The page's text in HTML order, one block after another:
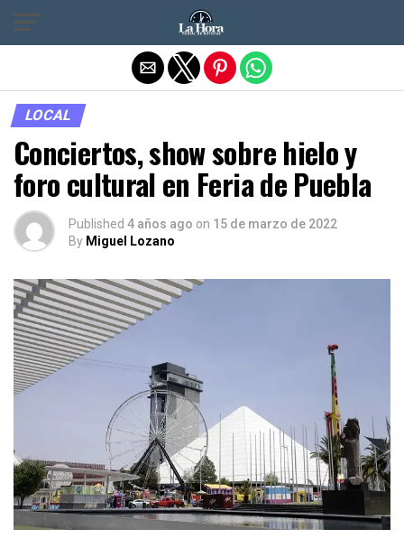
LOCAL
Conciertos, show sobre hielo y
foro cultural en Feria de Puebla
Published 4 años ago on 15 de marzo de 2022
By Miguel Lozano
Salir de la versión móvil